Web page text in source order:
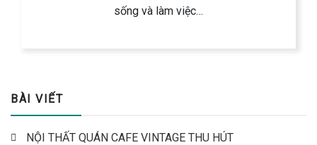
sống và làm việc…
BÀI VIẾT
NỘI THẤT QUÁN CAFE VINTAGE THU HÚT